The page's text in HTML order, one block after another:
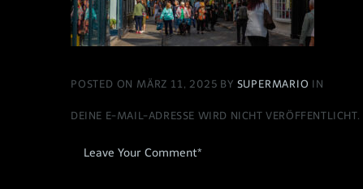
POSTED ON MÄRZ 11, 2025 BY SUPERMARIO IN
DEINE E-MAIL-ADRESSE WIRD NICHT VERÖFFENTLICHT.